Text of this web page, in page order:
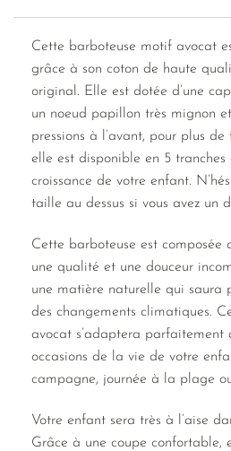
Cette barboteuse motif avocat
grâce à son coton de haute
original. Elle est dotée d’une
un noeud papillon très mignon
pressions à l’avant, pour plus
elle est disponible en 5 tranches
croissance de votre enfant.
taille au dessus si vous avez un
Cette barboteuse est composée
une qualité et une douceur
une matière naturelle qui saura
des changements climatiques.
avocat s’adaptera parfaitement
occasions de la vie de votre
campagne, journée à la plage
Votre enfant sera très à l’aise
Grâce à une coupe confortable,